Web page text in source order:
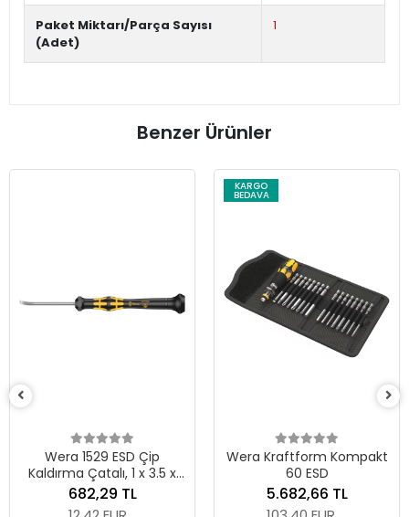
Paket Miktarı/Parça Sayısı
(Adet)
1
Benzer Ürünler
Wera 1529 ESD Çip
Kaldırma Çatalı, 1 x 3.5 x
50 mm
682,29 TL
KARGO
BEDAVA
Wera Kraftform Kompakt
60 ESD
5.682,66 TL